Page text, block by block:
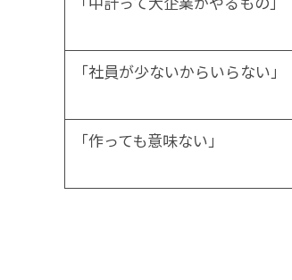
「社員が少ないからいらない」
「作っても意味ない」